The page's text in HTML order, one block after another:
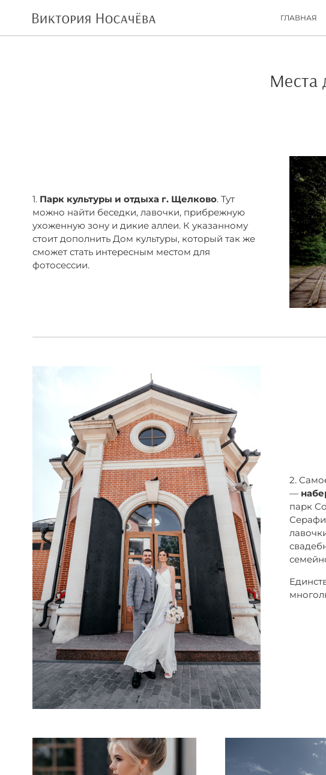
ГЛАВНАЯ
Места
1. Парк культуры и отдыха г. Щелково. Тут
можно найти беседки, лавочки, прибрежную
ухоженную зону и дикие аллеи. К указанному
стоит дополнить Дом культуры, который так же
сможет стать интересным местом для
фотосессии.
2.
—
парк